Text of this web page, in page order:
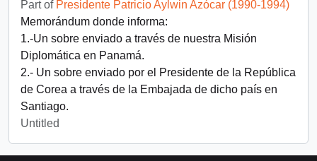
Part of Presidente Patricio Aylwin Azócar (1990-1994)
Memorándum donde informa:
1.-Un sobre enviado a través de nuestra Misión
Diplomática en Panamá.
2.- Un sobre enviado por el Presidente de la República
de Corea a través de la Embajada de dicho país en
Santiago.
Untitled